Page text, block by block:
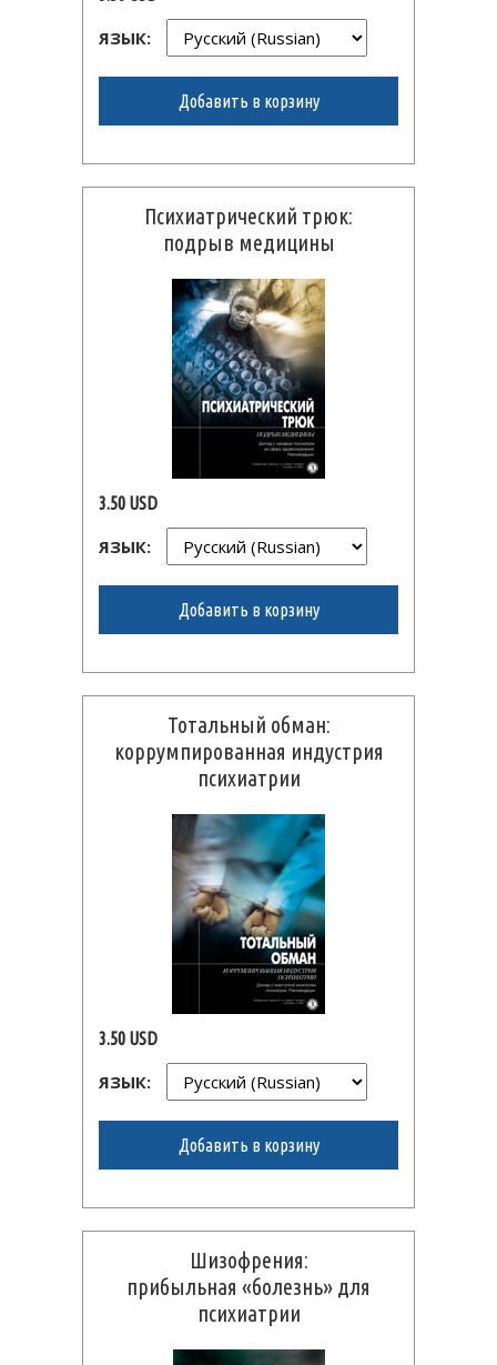
ЯЗЫК:
Добавить в корзину
Психиатрический трюк:
подрыв медицины
3.50 USD
ЯЗЫК:
Добавить в корзину
Тотальный обман:
коррумпированная индустрия
психиатрии
3.50 USD
ЯЗЫК:
Добавить в корзину
Шизофрения:
прибыльная «болезнь» для
психиатрии